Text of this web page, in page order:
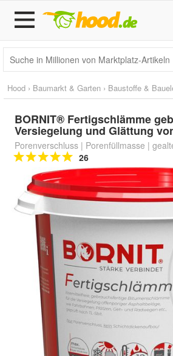
Hood › Baumarkt & Garten › Baustoffe &
BORNIT® Fertigschlämme
Versiegelung und Glättung
Porenverschluss | Porenfüllmasse |
26